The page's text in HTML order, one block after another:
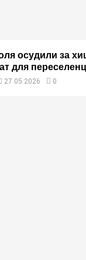
осудили за
для
27.05.2026 0